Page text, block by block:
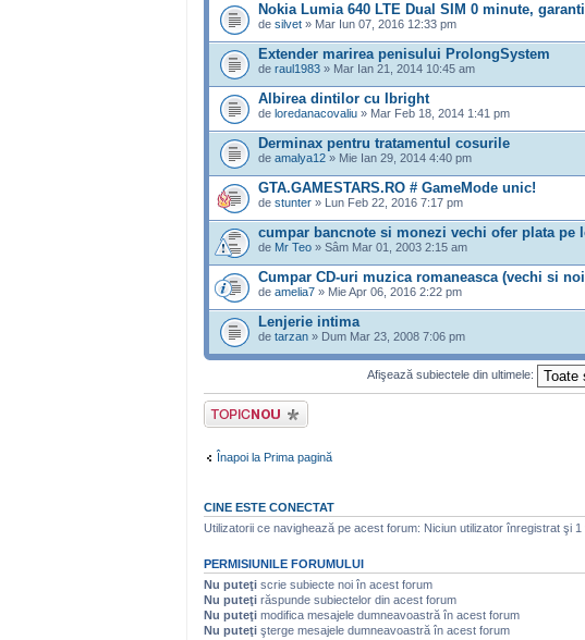
Nokia Lumia 640 LTE Dual SIM 0 minute,
de silvet » Mar Iun 07, 2016 12:33 pm
Extender marirea penisului ProlongSystem
de raul1983 » Mar Ian 21, 2014 10:45 am
Albirea dintilor cu Ibright
de loredanacovaliu » Mar Feb 18, 2014 1:41 pm
Derminax pentru tratamentul cosurile
de amalya12 » Mie Ian 29, 2014 4:40 pm
GTA.GAMESTARS.RO # GameMode unic!
de stunter » Lun Feb 22, 2016 7:17 pm
cumpar bancnote si monezi vechi ofer plata pe
de Mr Teo » Sâm Mar 01, 2003 2:15 am
Cumpar CD-uri muzica romaneasca (vechi si
de amelia7 » Mie Apr 06, 2016 2:22 pm
Lenjerie intima
de tarzan » Dum Mar 23, 2008 7:06 pm
Afişează subiectele din ultimele:
Scrie un subiect
nou
Înapoi la Prima pagină
CINE ESTE CONECTAT
Utilizatorii ce navighează pe acest forum: Niciun utilizator înregistrat şi 1
PERMISIUNILE FORUMULUI
Nu puteţi scrie subiecte noi în acest forum
Nu puteţi răspunde subiectelor din acest forum
Nu puteţi modifica mesajele dumneavoastră în acest forum
Nu puteţi şterge mesajele dumneavoastră în acest forum